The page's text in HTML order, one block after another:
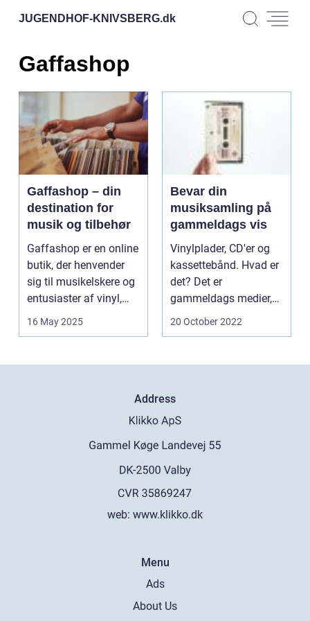
JUGENDHOF-KNIVSBERG.dk
Gaffashop
Gaffashop – din
destination for
musik og tilbehør
Gaffashop er en online
butik, der henvender
sig til musikelskere og
entusiaster af vinyl,
cd'er og t...
16 May 2025
Bevar din
musiksamling på
gammeldags vis
Vinylplader, CD'er og
kassettebånd. Hvad er
det? Det er
gammeldags medier,
som man stadig kan
20 October 2022
Address
web: www.klikko.dk
Menu
Ads
About Us